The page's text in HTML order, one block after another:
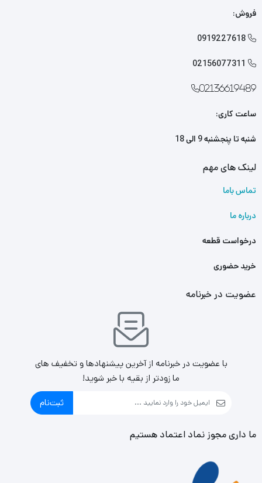
فروش:

0919227618

02156077311
02136619489
ساعت کاری:
شنبه تا پنجشنبه 9 الی 18
لینک های مهم
تماس باما
درباره ما
درخواست قطعه
خرید حضوری
عضویت در خبرنامه
با عضویت در خبرنامه از آخرین پیشنهادها و تخفیف های
ما زودتر از بقیه با خبر شوید!
ثبت‌نام
ما داری مجوز نماد اعتماد هستیم